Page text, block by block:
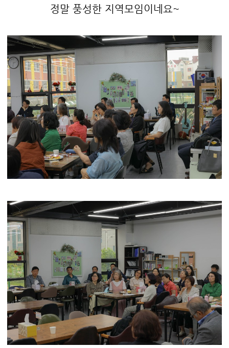
정말 풍성한 지역모임이네요~